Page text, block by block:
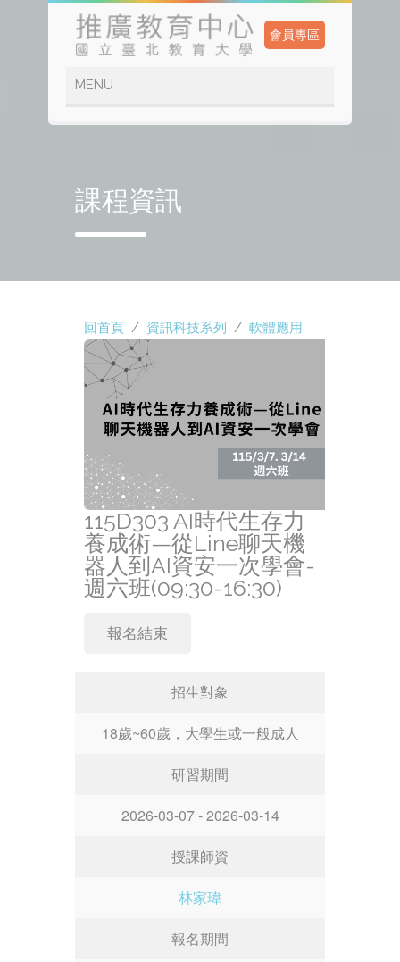
會員專區
課程資訊
回首頁 / 資訊科技系列 / 軟體應用
115D303 AI時代生存力
養成術—從Line聊天機
器人到AI資安一次學會-
週六班(09:30-16:30)
報名結束
招生對象
18歲~60歲，大學生或一般成人
研習期間
2026-03-07 - 2026-03-14
授課師資
林家瑋
報名期間